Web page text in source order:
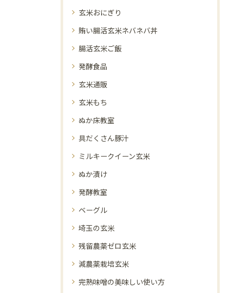
玄米おにぎり
賄い腸活玄米ネバネバ丼
腸活玄米ご飯
発酵食品
玄米通販
玄米もち
ぬか床教室
具だくさん豚汁
ミルキークイーン玄米
ぬか漬け
発酵教室
ベーグル
埼玉の玄米
残留農薬ゼロ玄米
減農薬栽培玄米
完熟味噌の美味しい使い方